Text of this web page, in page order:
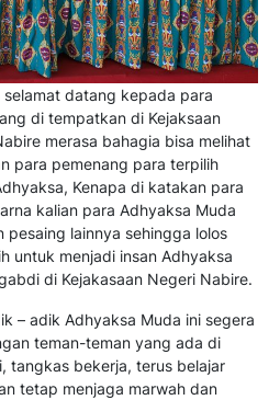
datang kepada para
di tempatkan di Kejaksaan
merasa bahagia bisa melihat
para pemenang para terpilih
Kenapa di katakan para
kalian para Adhyaksa Muda
lainnya sehingga lolos
untuk menjadi insan Adhyaksa
di Kejakasaan Negeri Nabire.
– adik Adhyaksa Muda ini segera
teman-teman yang ada di
tangkas bekerja, terus belajar
tetap menjaga marwah dan